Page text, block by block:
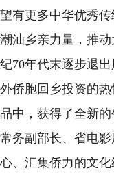
有更多中华优秀
汕乡亲力量，推
年代末逐步退出
侨胞回乡投资的
中，获得了全新
副部长、省电影
、汇集侨力的文